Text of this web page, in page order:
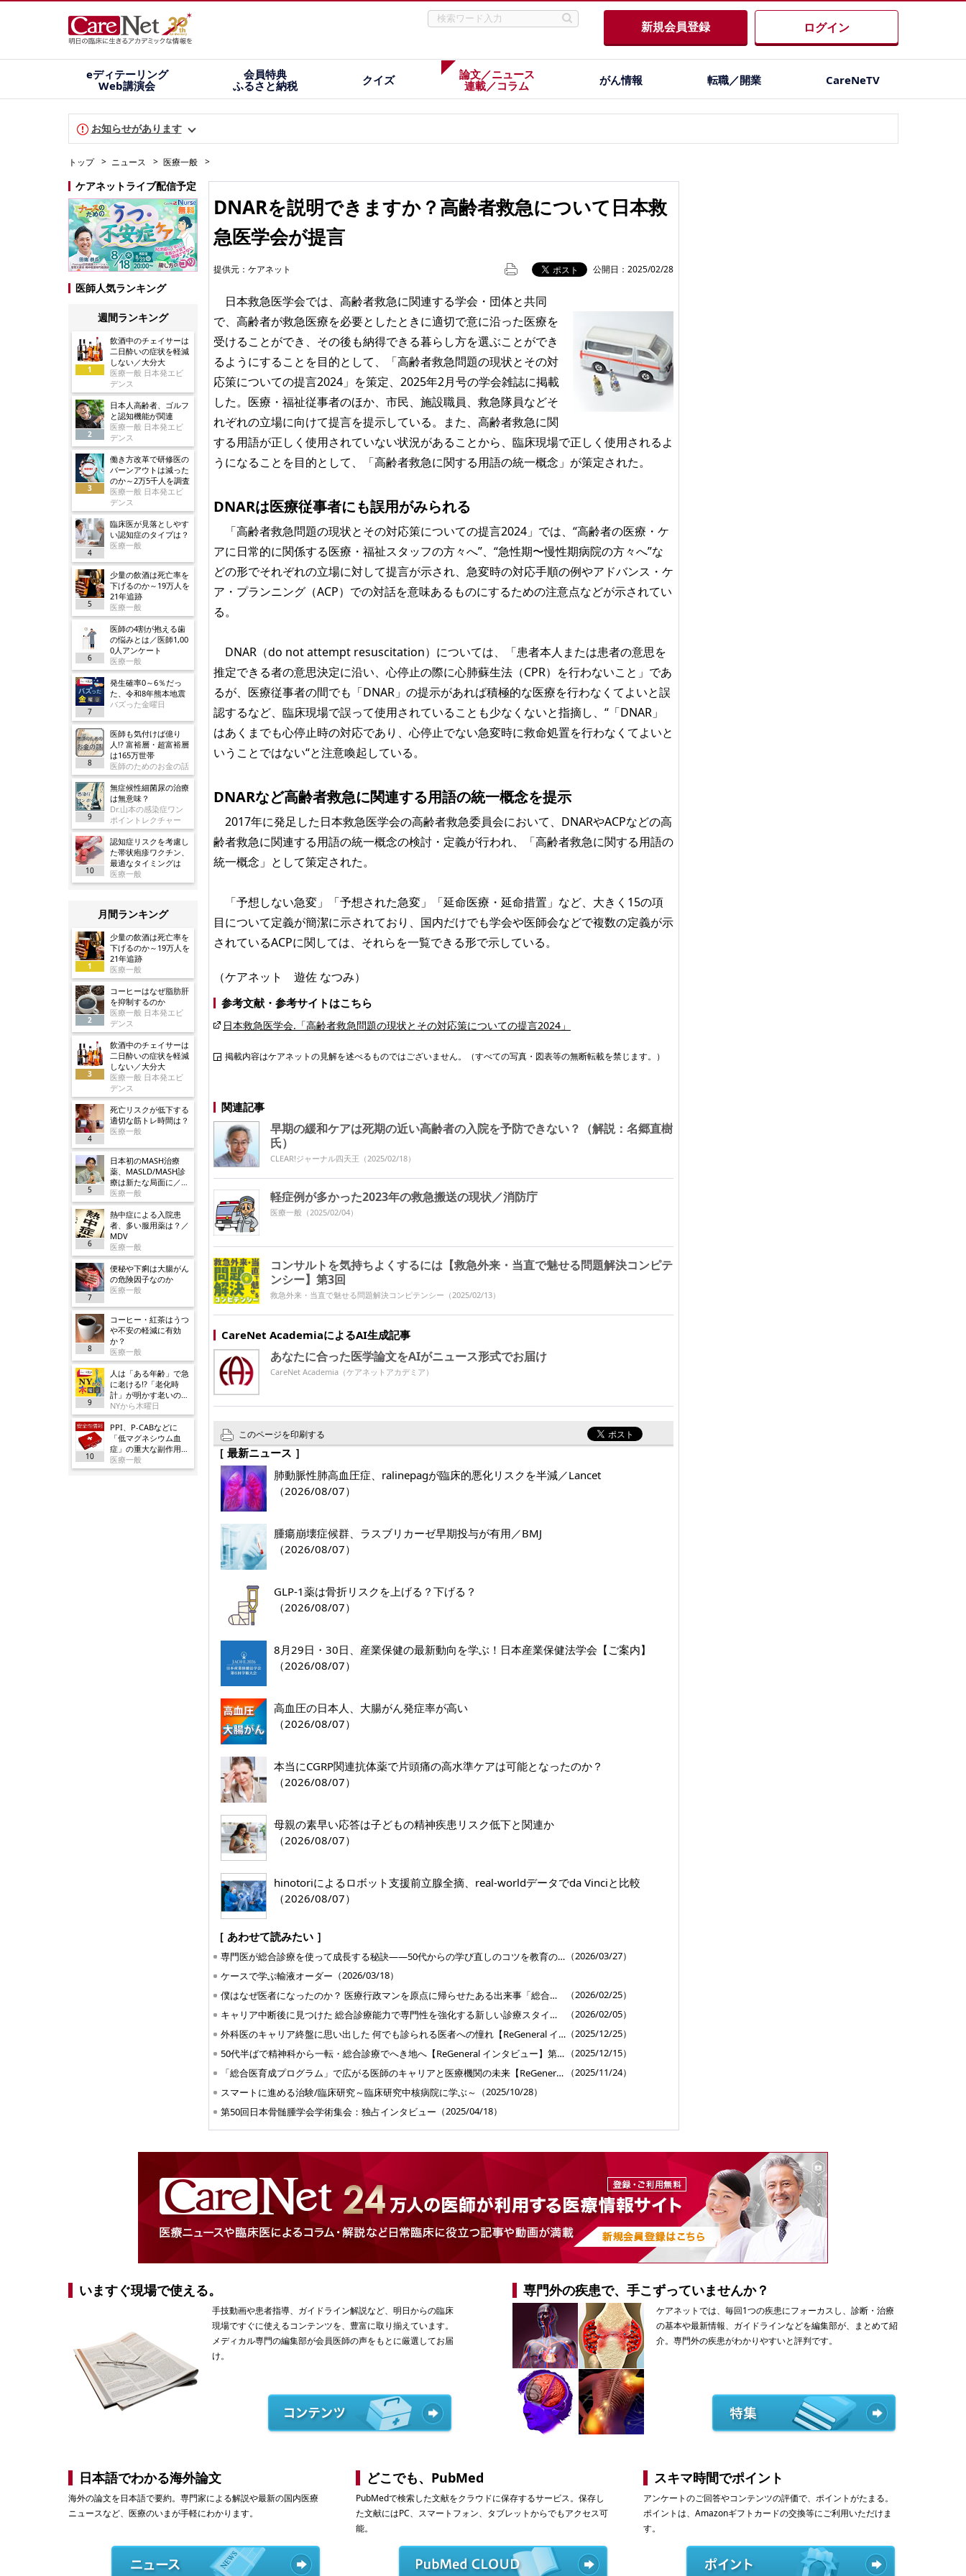
新規会員登録 ログイン
eディテーリング
Web講演会
会員特典
ふるさと納税
クイズ
論文／ニュース
連載／コラム
がん情報 転職／開業 CareNeTV
お知らせがあります
トップ ニュース 医療一般
ケアネットライブ配信予定
医師人気ランキング
週間ランキング
1
飲酒中のチェイサーは
二日酔いの症状を軽減
しない／大分大
医療一般 日本発エビ
デンス
2
日本人高齢者、ゴルフ
と認知機能が関連
医療一般 日本発エビ
デンス
3
働き方改革で研修医の
バーンアウトは減った
のか～2万5千人を調査
医療一般 日本発エビ
デンス
4
臨床医が見落としやす
い認知症のタイプは？
医療一般
5
少量の飲酒は死亡率を
下げるのか～19万人を
21年追跡
医療一般
6
医師の4割が抱える歯
の悩みとは／医師1,00
0人アンケート
医療一般
7
発生確率0～6％だっ
た、令和8年熊本地震
バズった金曜日
8
医師も気付けば億り
人!? 富裕層・超富裕層
は165万世帯
医師のためのお金の話
9
無症候性細菌尿の治療
は無意味？
Dr.山本の感染症ワン
ポイントレクチャー
10
認知症リスクを考慮し
た帯状疱疹ワクチン、
最適なタイミングは
医療一般
月間ランキング
1
少量の飲酒は死亡率を
下げるのか～19万人を
21年追跡
医療一般
2
コーヒーはなぜ脂肪肝
を抑制するのか
医療一般 日本発エビ
デンス
3
飲酒中のチェイサーは
二日酔いの症状を軽減
しない／大分大
医療一般 日本発エビ
デンス
4
死亡リスクが低下する
適切な筋トレ時間は？
医療一般
5
日本初のMASH治療
薬、MASLD/MASH診
療は新たな局面に／ノ
ボ
医療一般
6
熱中症による入院患
者、多い服用薬は？／
MDV
医療一般
7
便秘や下痢は大腸がん
の危険因子なのか
医療一般
8
コーヒー・紅茶はうつ
や不安の軽減に有効
か？
医療一般
9
人は「ある年齢」で急
に老ける!?「老化時
計」が明かす老いの正
体
NYから木曜日
10
PPI、P-CABなどに
「低マグネシウム血
症」の重大な副作用追
加／厚労省
医療一般
DNARを説明できますか？高齢者救急について日本救
急医学会が提言
提供元： ケアネット 公開日：2025/02/28
日本救急医学会では、高齢者救急に関連する学会・団体と共同
で、高齢者が救急医療を必要としたときに適切で意に沿った医療を
受けることができ、その後も納得できる暮らし方を選ぶことができ
るようにすることを目的として、「高齢者救急問題の現状とその対
応策についての提言2024」を策定、2025年2月号の学会雑誌に掲載
した。医療・福祉従事者のほか、市民、施設職員、救急隊員などそ
れぞれの立場に向けて提言を提示している。また、高齢者救急に関
する用語が正しく使用されていない状況があることから、臨床現場で正しく使用されるよ
うになることを目的として、「高齢者救急に関する用語の統一概念」が策定された。
DNARは医療従事者にも誤用がみられる
「高齢者救急問題の現状とその対応策についての提言2024」では、“高齢者の医療・ケ
アに日常的に関係する医療・福祉スタッフの方々へ”、“急性期〜慢性期病院の方々へ”な
どの形でそれぞれの立場に対して提言が示され、急変時の対応手順の例やアドバンス・ケ
ア・プランニング（ACP）での対話を意味あるものにするための注意点などが示されてい
る。
DNAR（do not attempt resuscitation）については、「患者本人または患者の意思を
推定できる者の意思決定に沿い、心停止の際に心肺蘇生法（CPR）を行わないこと」であ
るが、医療従事者の間でも「DNAR」の提示があれば積極的な医療を行わなくてよいと誤
認するなど、臨床現場で誤って使用されていることも少なくないと指摘し、“「DNAR」
はあくまでも心停止時の対応であり、心停止でない急変時に救命処置を行わなくてよいと
いうことではない“と注意喚起している。
DNARなど高齢者救急に関連する用語の統一概念を提示
2017年に発足した日本救急医学会の高齢者救急委員会において、DNARやACPなどの高
齢者救急に関連する用語の統一概念の検討・定義が行われ、「高齢者救急に関する用語の
統一概念」として策定された。
「予想しない急変」「予想された急変」「延命医療・延命措置」など、大きく15の項
目について定義が簡潔に示されており、国内だけでも学会や医師会などで複数の定義が示
されているACPに関しては、それらを一覧できる形で示している。
（ケアネット 遊佐 なつみ）
参考文献・参考サイトはこちら
日本救急医学会.「高齢者救急問題の現状とその対応策についての提言2024」
掲載内容はケアネットの見解を述べるものではございません。（すべての写真・図表等の無断転載を禁じます。）
関連記事
早期の緩和ケアは死期の近い高齢者の入院を予防できない？（解説：名郷直樹
氏）
CLEAR!ジャーナル四天王 （2025/02/18）
軽症例が多かった2023年の救急搬送の現状／消防庁
医療一般 （2025/02/04）
コンサルトを気持ちよくするには【救急外来・当直で魅せる問題解決コンピテ
ンシー】第3回
救急外来・当直で魅せる問題解決コンピテンシー （2025/02/13）
CareNet AcademiaによるAI生成記事
あなたに合った医学論文をAIがニュース形式でお届け
CareNet Academia（ケアネットアカデミア）
このページを印刷する
［ 最新ニュース ］
肺動脈性肺高血圧症、ralinepagが臨床的悪化リスクを半減／Lancet
（2026/08/07）
腫瘍崩壊症候群、ラスブリカーゼ早期投与が有用／BMJ
（2026/08/07）
GLP-1薬は骨折リスクを上げる？下げる？
（2026/08/07）
8月29日・30日、産業保健の最新動向を学ぶ！日本産業保健法学会【ご案内】
（2026/08/07）
高血圧の日本人、大腸がん発症率が高い
（2026/08/07）
本当にCGRP関連抗体薬で片頭痛の高水準ケアは可能となったのか？
（2026/08/07）
母親の素早い応答は子どもの精神疾患リスク低下と関連か
（2026/08/07）
hinotoriによるロボット支援前立腺全摘、real-worldデータでda Vinciと比較
（2026/08/07）
［ あわせて読みたい ］
専門医が総合診療を使って成長する秘訣――50代からの学び直しのコツを教育のプロに聞く【ReGeneral インタビュー】第6回 （2026/03/27）
ケースで学ぶ輸液オーダー （2026/03/18）
僕はなぜ医者になったのか？ 医療行政マンを原点に帰らせたある出来事「総合医育成プログラム」インタビュー【ReGeneral インタビュー】第5回
（2026/02/25）
キャリア中断後に見つけた 総合診療能力で専門性を強化する新しい診療スタイル【ReGeneral インタビュー】第4回
（2026/02/05）
外科医のキャリア終盤に思い出した 何でも診られる医者への憧れ【ReGeneral インタビュー】第3回 （2025/12/25）
50代半ばで精神科から一転・総合診療でへき地へ【ReGeneral インタビュー】第2回 （2025/12/15）
「総合医育成プログラム」で広がる医師のキャリアと医療機関の未来【ReGeneral インタビュー】第1回
（2025/11/24）
スマートに進める治験/臨床研究～臨床研究中核病院に学ぶ～ （2025/10/28）
第50回日本骨髄腫学会学術集会：独占インタビュー （2025/04/18）
いますぐ現場で使える。
手技動画や患者指導、ガイドライン解説など、明日からの臨床
現場ですぐに使えるコンテンツを、豊富に取り揃えています。
メディカル専門の編集部が会員医師の声をもとに厳選してお届
け。
専門外の疾患で、手こずっていませんか？
ケアネットでは、毎回1つの疾患にフォーカスし、診断・治療
の基本や最新情報、ガイドラインなどを編集部が、まとめて紹
介。専門外の疾患がわかりやすいと評判です。
日本語でわかる海外論文
海外の論文を日本語で要約。専門家による解説や最新の国内医療
ニュースなど、医療のいまが手軽にわかります。
どこでも、PubMed
PubMedで検索した文献をクラウドに保存するサービス。保存し
た文献にはPC、スマートフォン、タブレットからでもアクセス可
能。
スキマ時間でポイント
アンケートのご回答やコンテンツの評価で、ポイントがたまる。
ポイントは、Amazonギフトカードの交換等にご利用いただけま
す。